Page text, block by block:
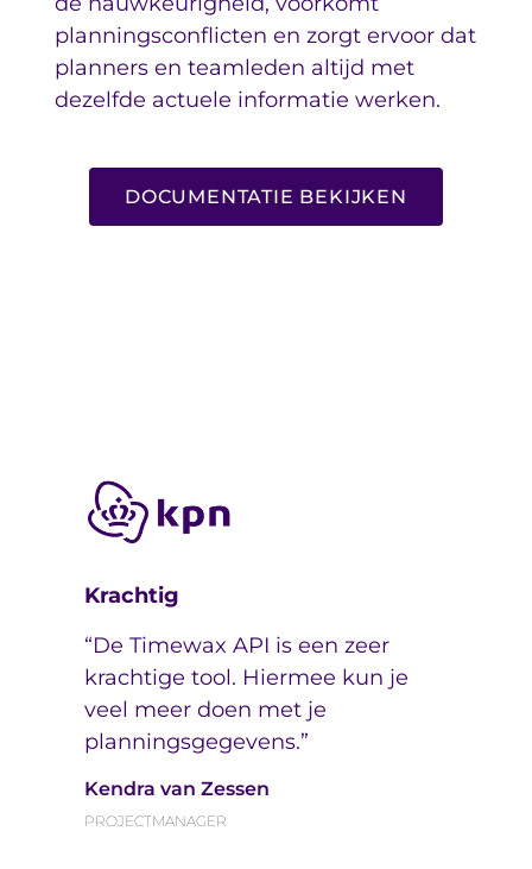
planningsconflicten en zorgt ervoor dat
planners en teamleden altijd met
dezelfde actuele informatie werken.
DOCUMENTATIE BEKIJKEN
Krachtig
“De Timewax API is een zeer
krachtige tool. Hiermee kun je
veel meer doen met je
planningsgegevens.”
Kendra van Zessen
PROJECTMANAGER